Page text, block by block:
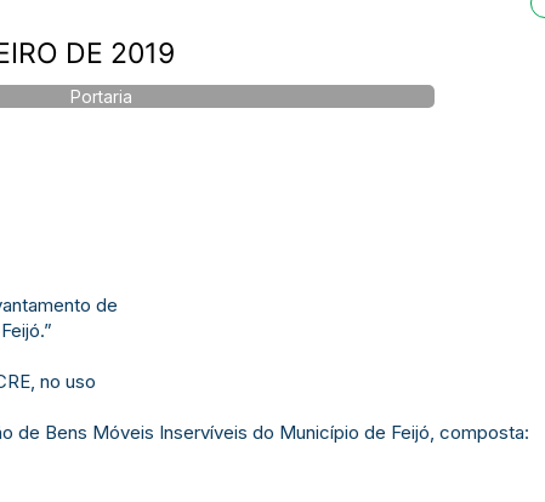
DE 2019
Portaria
de
no uso
de Bens Móveis Inservíveis do Município de Feijó, composta: